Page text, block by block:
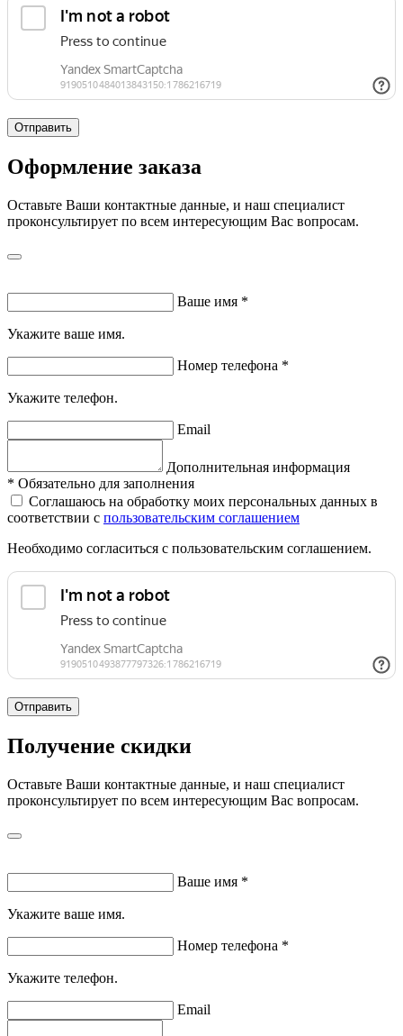
Отправить
Оформление заказа
Оставьте Ваши контактные данные, и наш специалист
проконсультирует по всем интересующим Вас вопросам.
Ваше имя *
Укажите ваше имя.
Номер телефона *
Укажите телефон.
Email
Дополнительная информация
* Обязательно для заполнения
Соглашаюсь на обработку моих персональных данных в
соответствии с пользовательским соглашением
Необходимо согласиться с пользовательским соглашением.
Отправить
Получение скидки
Оставьте Ваши контактные данные, и наш специалист
проконсультирует по всем интересующим Вас вопросам.
Ваше имя *
Укажите ваше имя.
Номер телефона *
Укажите телефон.
Email